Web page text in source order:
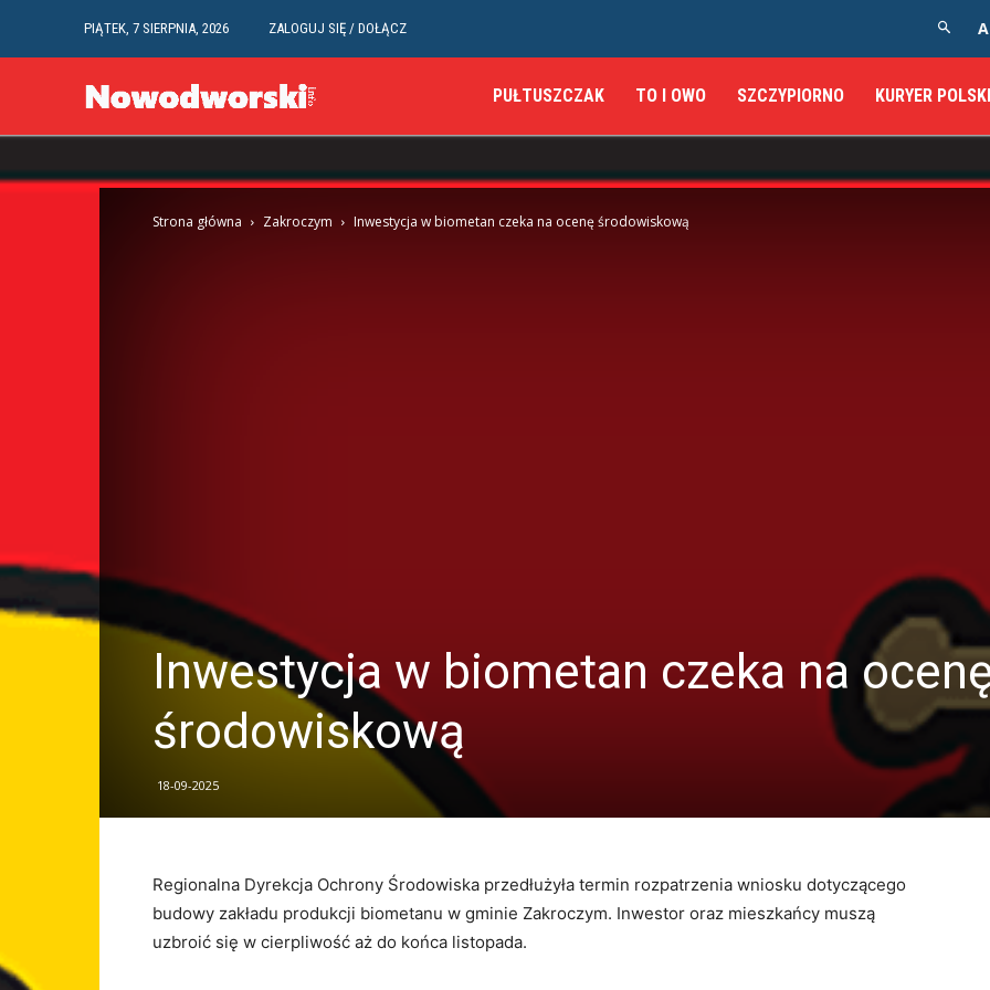
PIĄTEK, 7 SIERPNIA, 2026 ZALOGUJ SIĘ / DOŁĄCZ
PUŁTUSZCZAK TO I OWO SZCZYPIORNO KURYER
Strona główna Zakroczym Inwestycja w biometan czeka na ocenę środowiskową
Inwestycja w biometan czeka na
środowiskową
18-09-2025
Regionalna Dyrekcja Ochrony Środowiska przedłużyła termin rozpatrzenia wniosku dotyczącego
budowy zakładu produkcji biometanu w gminie Zakroczym. Inwestor oraz mieszkańcy muszą
uzbroić się w cierpliwość aż do końca listopada.